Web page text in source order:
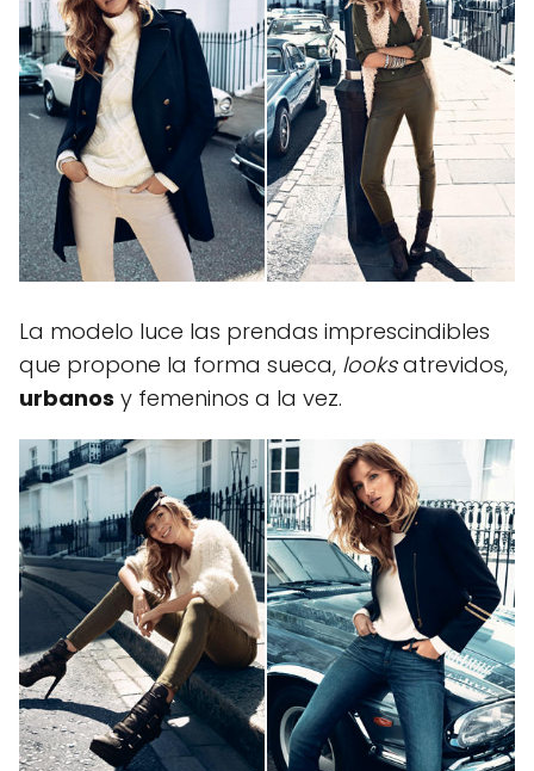
La modelo luce las prendas imprescindibles
que propone la forma sueca, looksatrevidos,
urbanos y femeninos a la vez.